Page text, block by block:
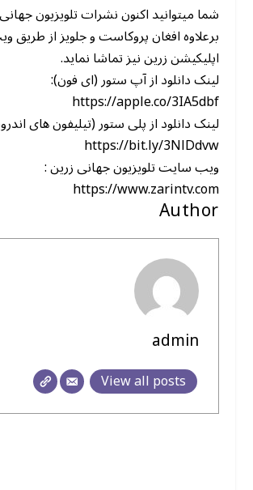
شما میتوانید اکنون نشرات تلویزیون
برعلاوه افغان پروکاست و جلویز از
اپلیکیشن زرین نیز تماشا نماید.
لینک دانلود از آپ ستور (ای فون):
https://apple.co/3IA5dbf
لینک دانلود از پلی ستور (تیلیفون های
https://bit.ly/3NlDdvw
ویب سایت تلویزیون جهانی زرین :
https://www.zarintv.com
Author
admin
View all posts